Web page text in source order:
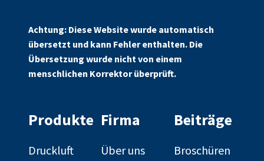
FacebookLinkedin
Achtung: Diese Website wurde automatisch
übersetzt und kann Fehler enthalten. Die
Übersetzung wurde nicht von einem
menschlichen Korrektor überprüft.
Produkte
Druckluft
Firma
Über uns
Beiträge
Broschüren